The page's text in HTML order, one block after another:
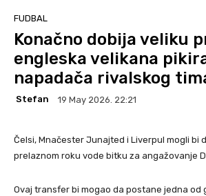
FUDBAL
Konačno dobija veliku
engleska velikana
napadača rivalskog
Stefan 19 May 2026. 22:21
Čelsi, Mnačester Junajted i Liverpul mogli bi
prelaznom roku vode bitku za angažovanje
Ovaj transfer bi mogao da postane jedna od